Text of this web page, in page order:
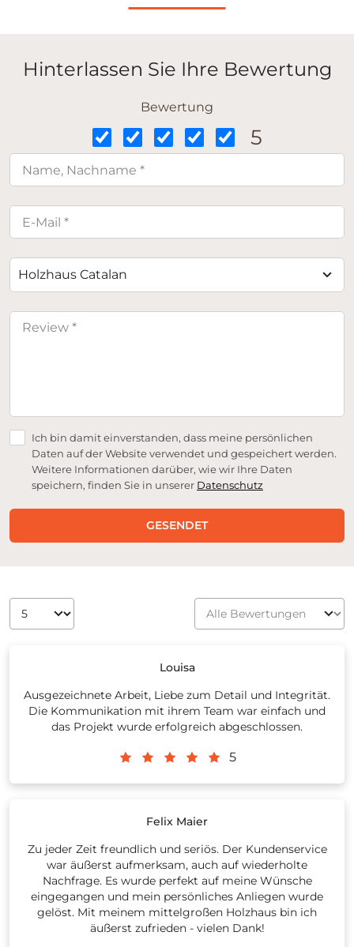
Hinterlassen Sie Ihre Bewertung
Bewertung
5
Holzhaus Catalan
Ich bin damit einverstanden, dass meine persönlichen
Daten auf der Website verwendet und gespeichert werden.
Weitere Informationen darüber, wie wir Ihre Daten
speichern, finden Sie in unserer Datenschutz
GESENDET
Louisa
Ausgezeichnete Arbeit, Liebe zum Detail und Integrität.
Die Kommunikation mit ihrem Team war einfach und
das Projekt wurde erfolgreich abgeschlossen.
5
Felix Maier
Zu jeder Zeit freundlich und seriös. Der Kundenservice
war äußerst aufmerksam, auch auf wiederholte
Nachfrage. Es wurde perfekt auf meine Wünsche
eingegangen und mein persönliches Anliegen wurde
gelöst. Mit meinem mittelgroßen Holzhaus bin ich
äußerst zufrieden - vielen Dank!